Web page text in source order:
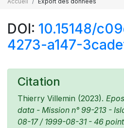
DOI: 10.15148/
4273-a147-
Citation
Thierry Villemin (2023).
data - Mission n° 99-213 -
08-17 / 1999-08-31 - 46